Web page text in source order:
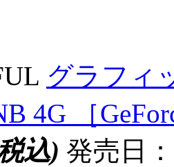
グラフィ
4G ［
込) 発売日